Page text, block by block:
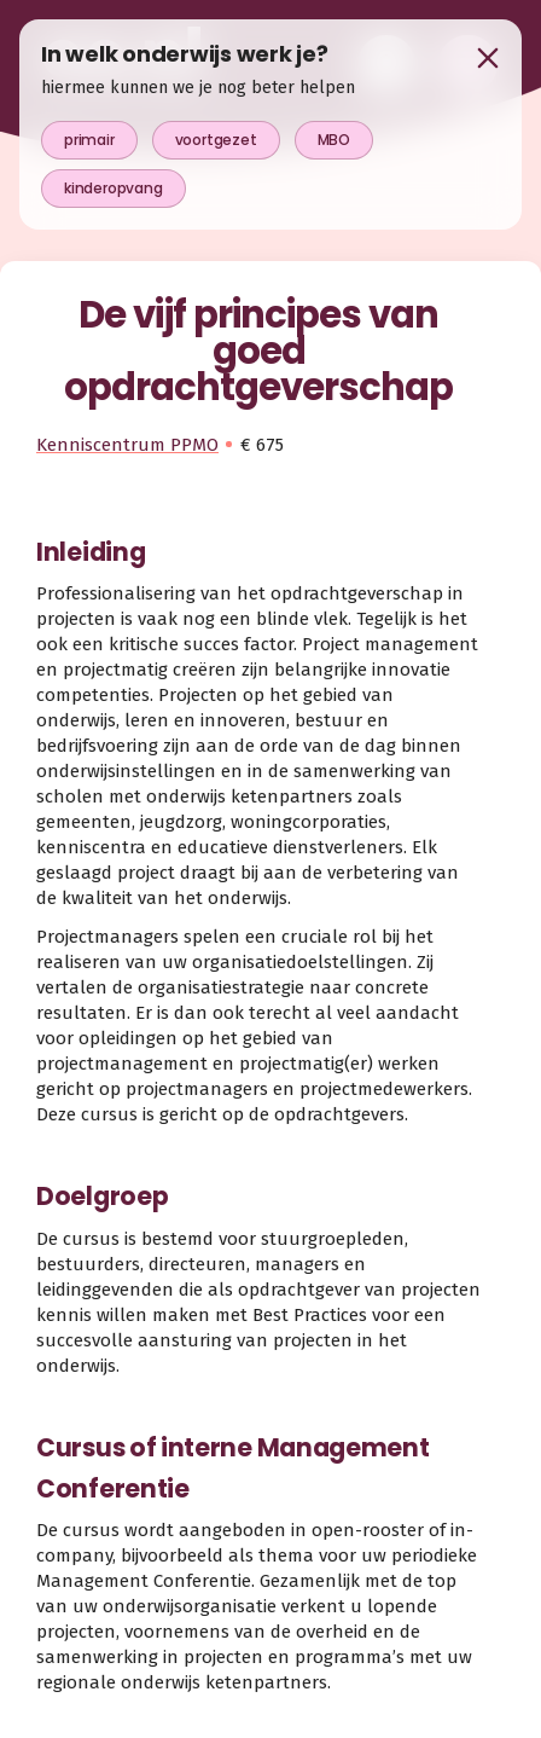
De vijf principes van
goed
opdrachtgeverschap
Kenniscentrum PPMO € 675
Inleiding
Professionalisering van het opdrachtgeverschap in
projecten is vaak nog een blinde vlek. Tegelijk is het
ook een kritische succes factor. Project management
en projectmatig creëren zijn belangrijke innovatie
competenties. Projecten op het gebied van
onderwijs, leren en innoveren, bestuur en
bedrijfsvoering zijn aan de orde van de dag binnen
onderwijsinstellingen en in de samenwerking van
scholen met onderwijs ketenpartners zoals
gemeenten, jeugdzorg, woningcorporaties,
kenniscentra en educatieve dienstverleners. Elk
geslaagd project draagt bij aan de verbetering van
de kwaliteit van het onderwijs.
Projectmanagers spelen een cruciale rol bij het
realiseren van uw organisatiedoelstellingen. Zij
vertalen de organisatiestrategie naar concrete
resultaten. Er is dan ook terecht al veel aandacht
voor opleidingen op het gebied van
projectmanagement en projectmatig(er) werken
gericht op projectmanagers en projectmedewerkers.
Deze cursus is gericht op de opdrachtgevers.
Doelgroep
De cursus is bestemd voor stuurgroepleden,
bestuurders, directeuren, managers en
leidinggevenden die als opdrachtgever van projecten
kennis willen maken met Best Practices voor een
succesvolle aansturing van projecten in het
onderwijs.
Cursus of interne Management
Conferentie
De cursus wordt aangeboden in open-rooster of in-
company, bijvoorbeeld als thema voor uw periodieke
Management Conferentie. Gezamenlijk met de top
van uw onderwijsorganisatie verkent u lopende
projecten, voornemens van de overheid en de
samenwerking in projecten en programma’s met uw
regionale onderwijs ketenpartners.
In welk onderwijs werk je?
hiermee kunnen we je nog beter helpen
primair voortgezet MBO
kinderopvang